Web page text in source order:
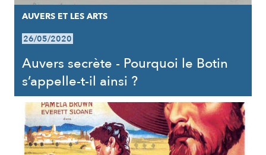
AUVERS ET LES ARTS
26/05/2020
Auvers secrète - Pourquoi le Botin
s’appelle-t-il ainsi ?